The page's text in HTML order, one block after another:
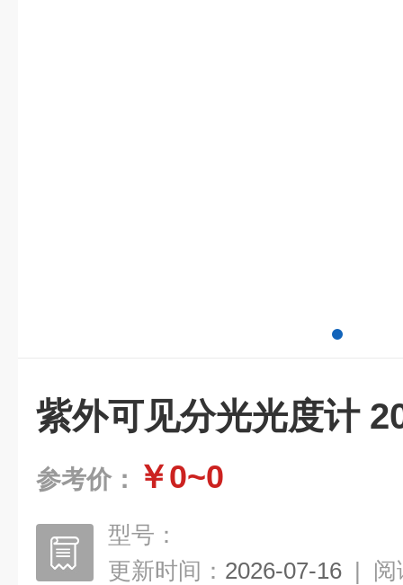
紫外可见分光光度计
参考价： ￥0~0
型号：
更新时间： 2026-07-16 | 阅